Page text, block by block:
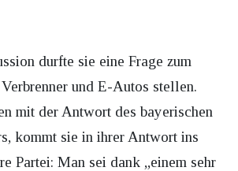
durfte sie eine Frage zum
und E-Autos stellen.
mit der Antwort des bayerischen
kommt sie in ihrer Antwort ins
Partei: Man sei dank „einem sehr